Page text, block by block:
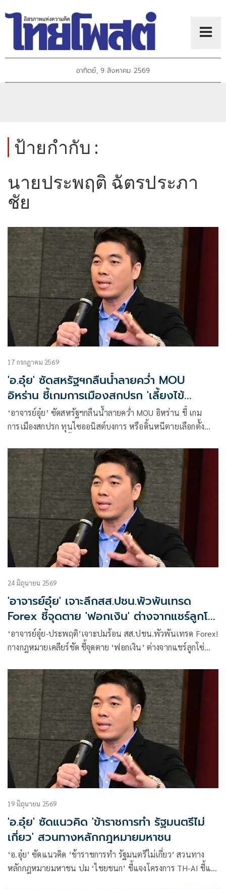
อาทิตย์, 9 สิงหาคม 2569
ป้ายกำกับ :
นายประพฤติ ฉัตรประภา
ชัย
17 กรกฎาคม 2569
'อ.อุ๋ย' ซัดสหรัฐฯกลืนน้ำลายคว่ำ MOU
อิหร่าน ชี้เกมการเมืองสกปรก 'เลี้ยงไข้
สงคราม'
‘อาจารย์อุ๋ย’ ซัดสหรัฐฯกลืนน้ำลายคว่ำ MOU อิหร่าน ชี้ เกม
การเมืองสกปรก ทุนไซออนิสต์บงการ หรือดิ้นหนีตายเลือกตั้ง
ตัวประกันของสองประเทศ แนะไทยเตรียมพร้อมรับมือวิกฤต
พลังงานรอบใหม่และภาวะเงินเฟ้อตามมาหลอกหลอนอีกครั้ง
24 มิถุนายน 2569
'อาจารย์อุ๋ย' เจาะลึกสส.ปชน.พัวพันเทรด
Forex ชี้จุดตาย 'ฟอกเงิน' ต่างจากแชร์ลูกโซ่
Forex-3D
‘อาจารย์อุ๋ย-ประพฤติ’เจาะปมร้อน สส.ปชน.พัวพันเทรด Forex!
กางกฎหมายเคลียร์ชัด ชี้จุดตาย ‘ฟอกเงิน’ ต่างจากแชร์ลูกโซ่
19 มิถุนายน 2569
'อ.อุ๋ย' ซัดแนวคิด 'ข้าราชการทำ รัฐมนตรีไม่
เกี่ยว' สวนทางหลักกฎหมายมหาชน
‘อ.อุ๋ย’ ซัดแนวคิด ‘ข้าราชการทำ รัฐมนตรีไม่เกี่ยว’ สวนทาง
หลักกฎหมายมหาชน ปม ‘ไชยชนก’ ชี้แจงโครงการ TH-AI ชี้แม้